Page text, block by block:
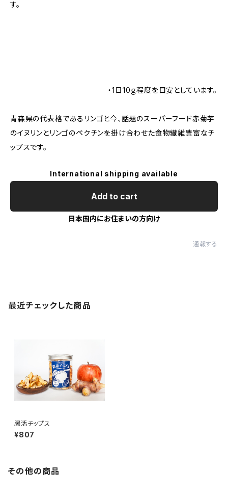
す。
・1日10ｇ程度を目安としています。
青森県の代表格であるリンゴと今、話題のスーパーフード赤菊芋
のイヌリンとリンゴのペクチンを掛け合わせた食物繊維豊富なチ
ップスです。
International shipping available
Add to cart
日本国内にお住まいの方向け
通報する
最近チェックした商品
腸活チップス
¥807
その他の商品